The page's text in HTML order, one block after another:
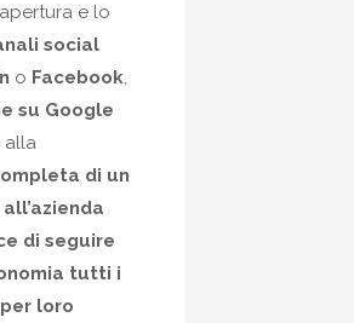
e lo
social
o Facebook,
su Google
alla
di un
di seguire
tutti i
loro